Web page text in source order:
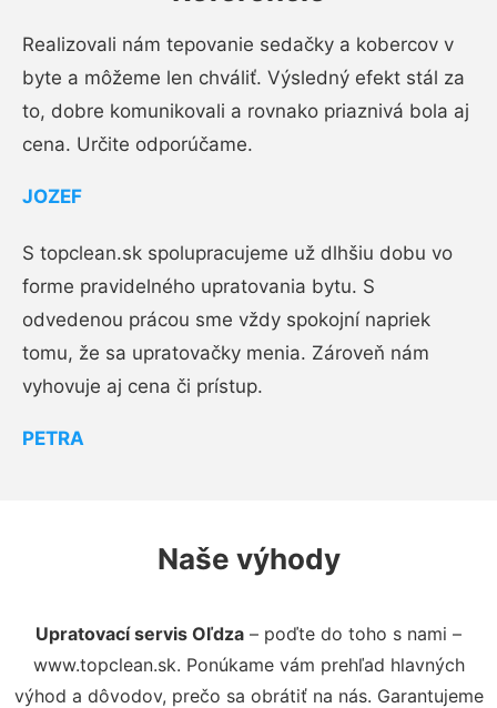
Realizovali nám tepovanie sedačky a kobercov v
byte a môžeme len chváliť. Výsledný efekt stál za
to, dobre komunikovali a rovnako priaznivá bola aj
cena. Určite odporúčame.
JOZEF
S topclean.sk spolupracujeme už dlhšiu dobu vo
forme pravidelného upratovania bytu. S
odvedenou prácou sme vždy spokojní napriek
tomu, že sa upratovačky menia. Zároveň nám
vyhovuje aj cena či prístup.
PETRA
Naše výhody
Upratovací servis Oľdza – poďte do toho s nami –
www.topclean.sk. Ponúkame vám prehľad hlavných
výhod a dôvodov, prečo sa obrátiť na nás. Garantujeme